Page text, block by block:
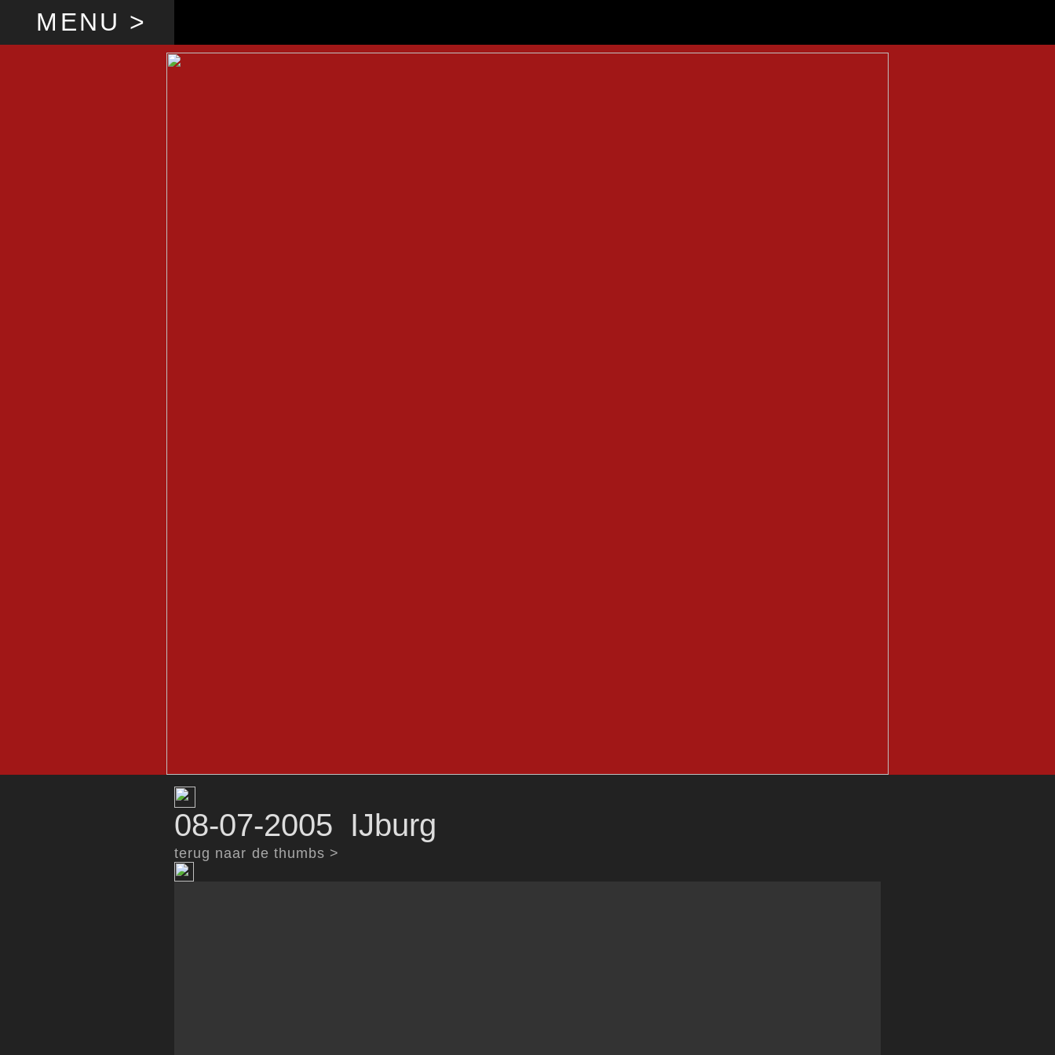
MENU >
08-07-2005 IJburg
terug naar de thumbs >